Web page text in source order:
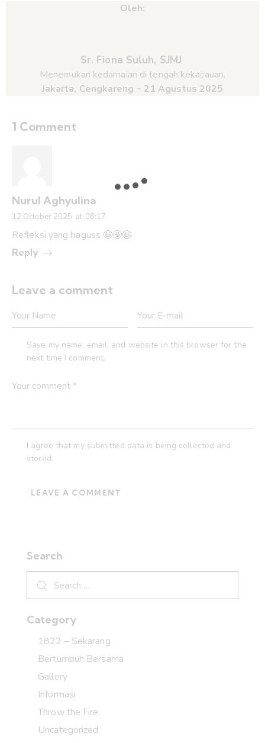
Oleh:
Sr. Fiona Suluh, SJMJ
Menemukan kedamaian di tengah kekacauan.
Jakarta, Cengkareng – 21 Agustus 2025
1 Comment
Nurul Aghyulina
12 October 2025 at 08:17
Refleksi yang baguss 🤩🤩🤩
Reply
Leave a comment
Save my name, email, and website in this browser for the
next time I comment.
I agree that my submitted data is being collected and
stored.
Search
Category
1822 – Sekarang
Bertumbuh Bersama
Gallery
Informasi
Throw the Fire
Uncategorized